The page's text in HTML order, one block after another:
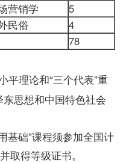
营销学
5
民俗
4
78
平理论和“三个代表”重
东思想和中国特色社会
基础”课程须参加全国计
取得等级证书。